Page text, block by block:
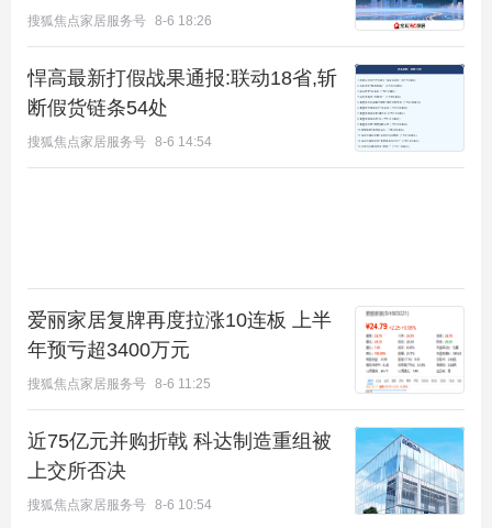
搜狐焦点家居服务号 8-6 18:26
悍高最新打假战果通报:联动18省,斩
断假货链条54处
搜狐焦点家居服务号 8-6 14:54
爱丽家居复牌再度拉涨10连板 上半
年预亏超3400万元
搜狐焦点家居服务号 8-6 11:25
近75亿元并购折戟 科达制造重组被
上交所否决
搜狐焦点家居服务号 8-6 10:54